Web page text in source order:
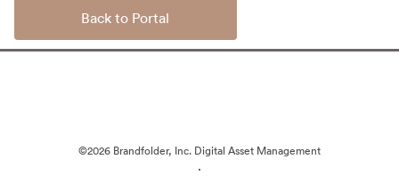
Back to Portal
©2026 Brandfolder, Inc. Digital Asset Management
·